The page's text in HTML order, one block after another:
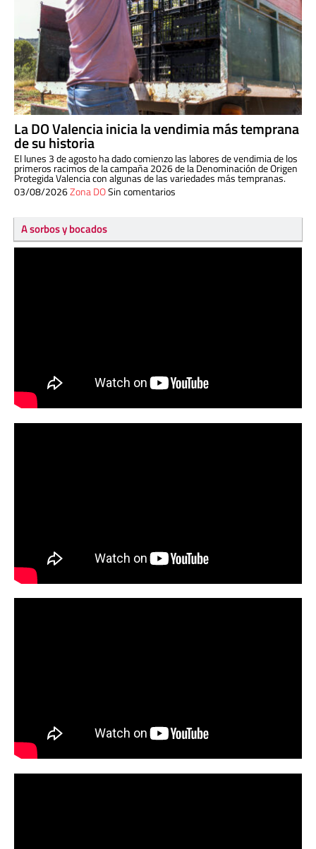
La DO Valencia inicia la vendimia más temprana
de su historia
El lunes 3 de agosto ha dado comienzo las labores de vendimia de los
primeros racimos de la campaña 2026 de la Denominación de Origen
Protegida Valencia con algunas de las variedades más tempranas.
03/08/2026Zona DOSin comentarios
A sorbos y bocados